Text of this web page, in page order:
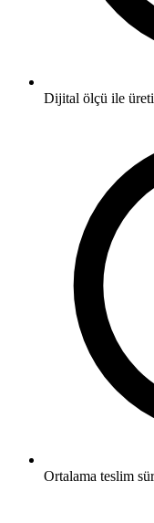
Dijital ölçü ile
Ortalama teslim